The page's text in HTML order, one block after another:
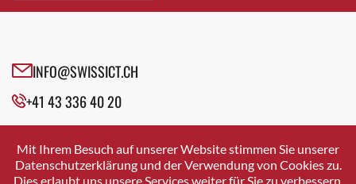
Cazis
Crissier
Davos Platz
Dierikon
Dietikon
INFO@SWISSICT.CH
+41 43 336 40 20
SWISSICT
VULKANSTRASSE 120
8048 ZURICH
Mit Ihrem Besuch auf unserer Website stimmen Sie unserer
Datenschutzerklärung und der Verwendung von Cookies zu.
Dies erlaubt uns unsere Services weiter für Sie zu verbessern.